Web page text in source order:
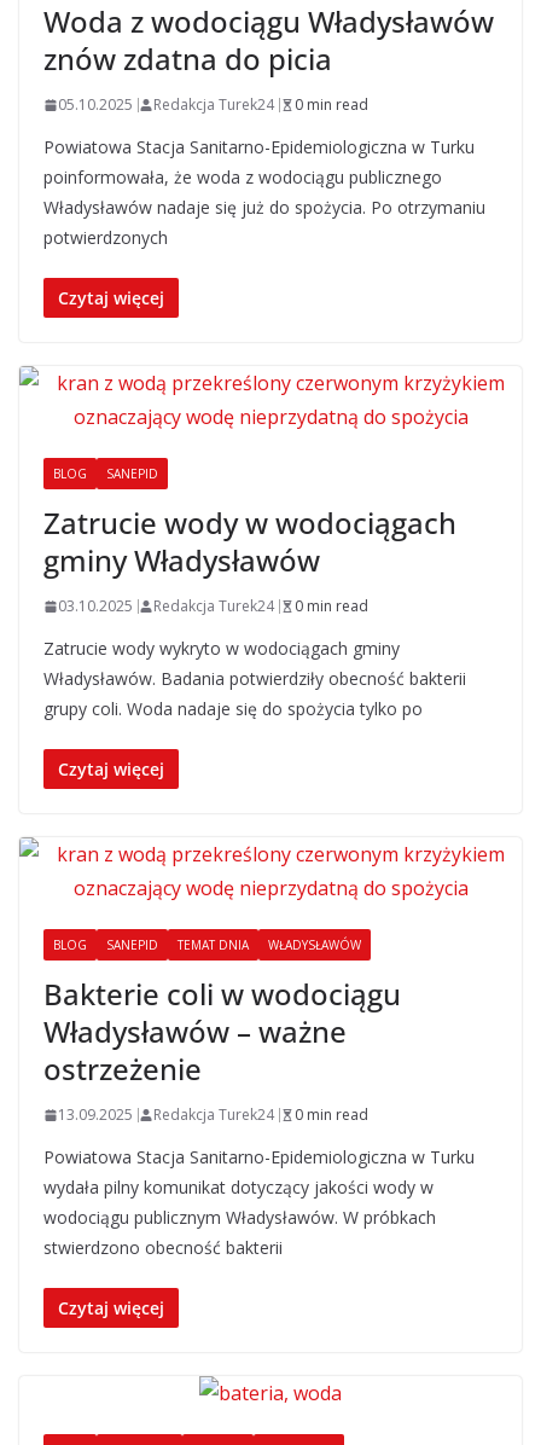
Woda z wodociągu Władysławów
znów zdatna do picia
05.10.2025 Redakcja Turek24 0 min read
Powiatowa Stacja Sanitarno-Epidemiologiczna w Turku
poinformowała, że woda z wodociągu publicznego
Władysławów nadaje się już do spożycia. Po otrzymaniu
potwierdzonych
Czytaj więcej
BLOG SANEPID
Zatrucie wody w wodociągach
gminy Władysławów
03.10.2025 Redakcja Turek24 0 min read
Zatrucie wody wykryto w wodociągach gminy
Władysławów. Badania potwierdziły obecność bakterii
grupy coli. Woda nadaje się do spożycia tylko po
Czytaj więcej
BLOG SANEPID TEMAT DNIA WŁADYSŁAWÓW
Bakterie coli w wodociągu
Władysławów – ważne
ostrzeżenie
13.09.2025 Redakcja Turek24 0 min read
Powiatowa Stacja Sanitarno-Epidemiologiczna w Turku
wydała pilny komunikat dotyczący jakości wody w
wodociągu publicznym Władysławów. W próbkach
stwierdzono obecność bakterii
Czytaj więcej